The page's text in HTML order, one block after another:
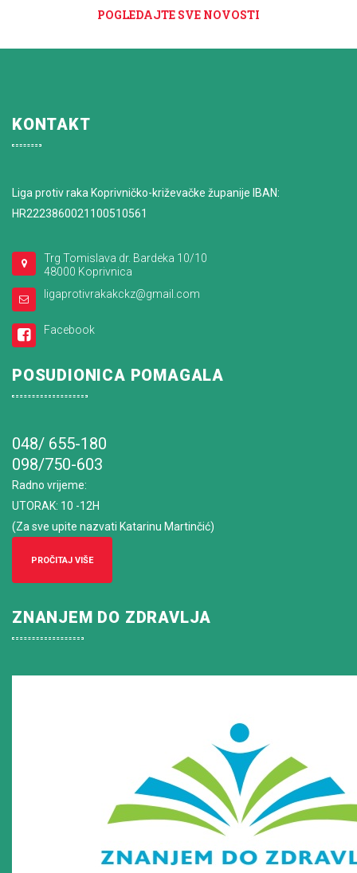
POGLEDAJTE SVE NOVOSTI
KONTAKT
Liga protiv raka Koprivničko-križevačke županije IBAN:
HR2223860021100510561
Trg Tomislava dr. Bardeka 10/10
48000 Koprivnica
ligaprotivrakakckz@gmail.com
Facebook
POSUDIONICA POMAGALA
048/ 655-180
098/750-603
Radno vrijeme:
UTORAK: 10 -12H
(Za sve upite nazvati Katarinu Martinčić)
PROČITAJ VIŠE
ZNANJEM DO ZDRAVLJA